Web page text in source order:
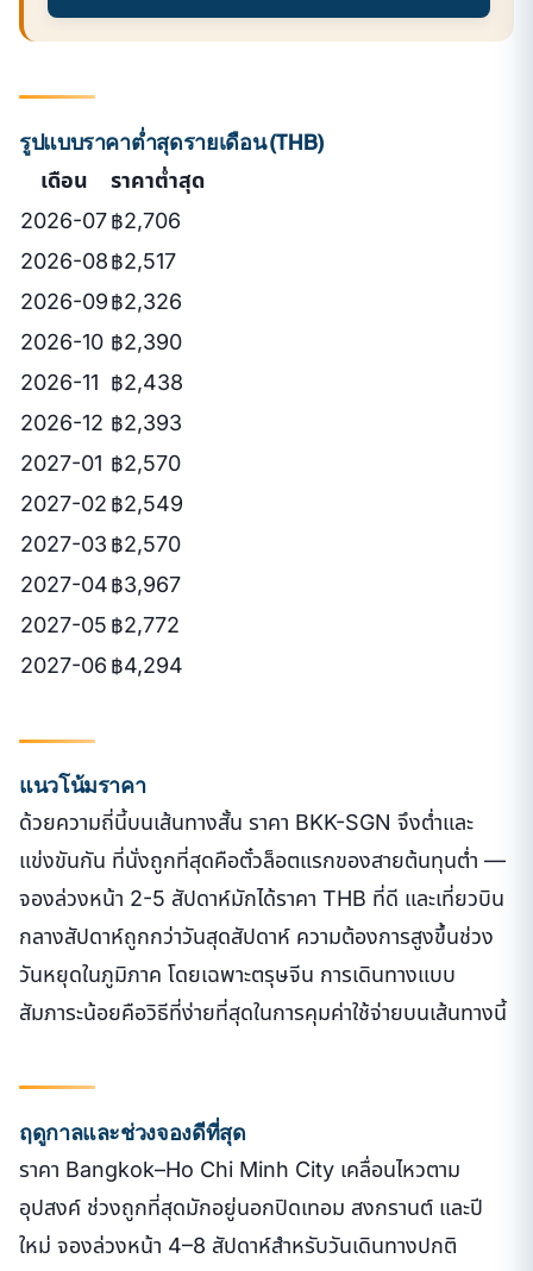
รูปแบบราคาต่ำสุดรายเดือน (THB)
เดือน
ราคาต่ำสุด
2026-07฿2,706
2026-08฿2,517
2026-09฿2,326
2026-10 ฿2,390
2026-11 ฿2,438
2026-12 ฿2,393
2027-01 ฿2,570
2027-02 ฿2,549
2027-03 ฿2,570
2027-04฿3,967
2027-05 ฿2,772
2027-06 ฿4,294
แนวโน้มราคา
ด้วยความถี่นี้บนเส้นทางสั้น ราคา BKK-SGN จึงต่ำและ
แข่งขันกัน ที่นั่งถูกที่สุดคือตั๋วล็อตแรกของสายต้นทุนต่ำ —
จองล่วงหน้า 2-5 สัปดาห์มักได้ราคา THB ที่ดี และเที่ยวบิน
กลางสัปดาห์ถูกกว่าวันสุดสัปดาห์ ความต้องการสูงขึ้นช่วง
วันหยุดในภูมิภาค โดยเฉพาะตรุษจีน การเดินทางแบบ
สัมภาระน้อยคือวิธีที่ง่ายที่สุดในการคุมค่าใช้จ่ายบนเส้นทางนี้
ฤดูกาลและช่วงจองดีที่สุด
ราคา Bangkok–Ho Chi Minh City เคลื่อนไหวตาม
อุปสงค์ ช่วงถูกที่สุดมักอยู่นอกปิดเทอม สงกรานต์ และปี
ใหม่ จองล่วงหน้า 4–8 สัปดาห์สำหรับวันเดินทางปกติ